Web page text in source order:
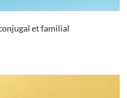
et familial